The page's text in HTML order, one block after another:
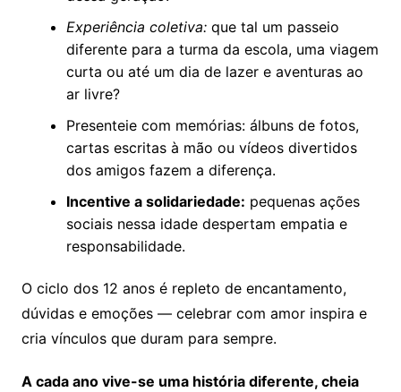
Experiência coletiva:que tal um passeio
diferente para a turma da escola, uma viagem
curta ou até um dia de lazer e aventuras ao
ar livre?
Presenteie com memórias: álbuns de fotos,
cartas escritas à mão ou vídeos divertidos
dos amigos fazem a diferença.
Incentive a solidariedade: pequenas ações
sociais nessa idade despertam empatia e
responsabilidade.
O ciclo dos 12 anos é repleto de encantamento,
dúvidas e emoções — celebrar com amor inspira e
cria vínculos que duram para sempre.
A cada ano vive-se uma história diferente, cheia